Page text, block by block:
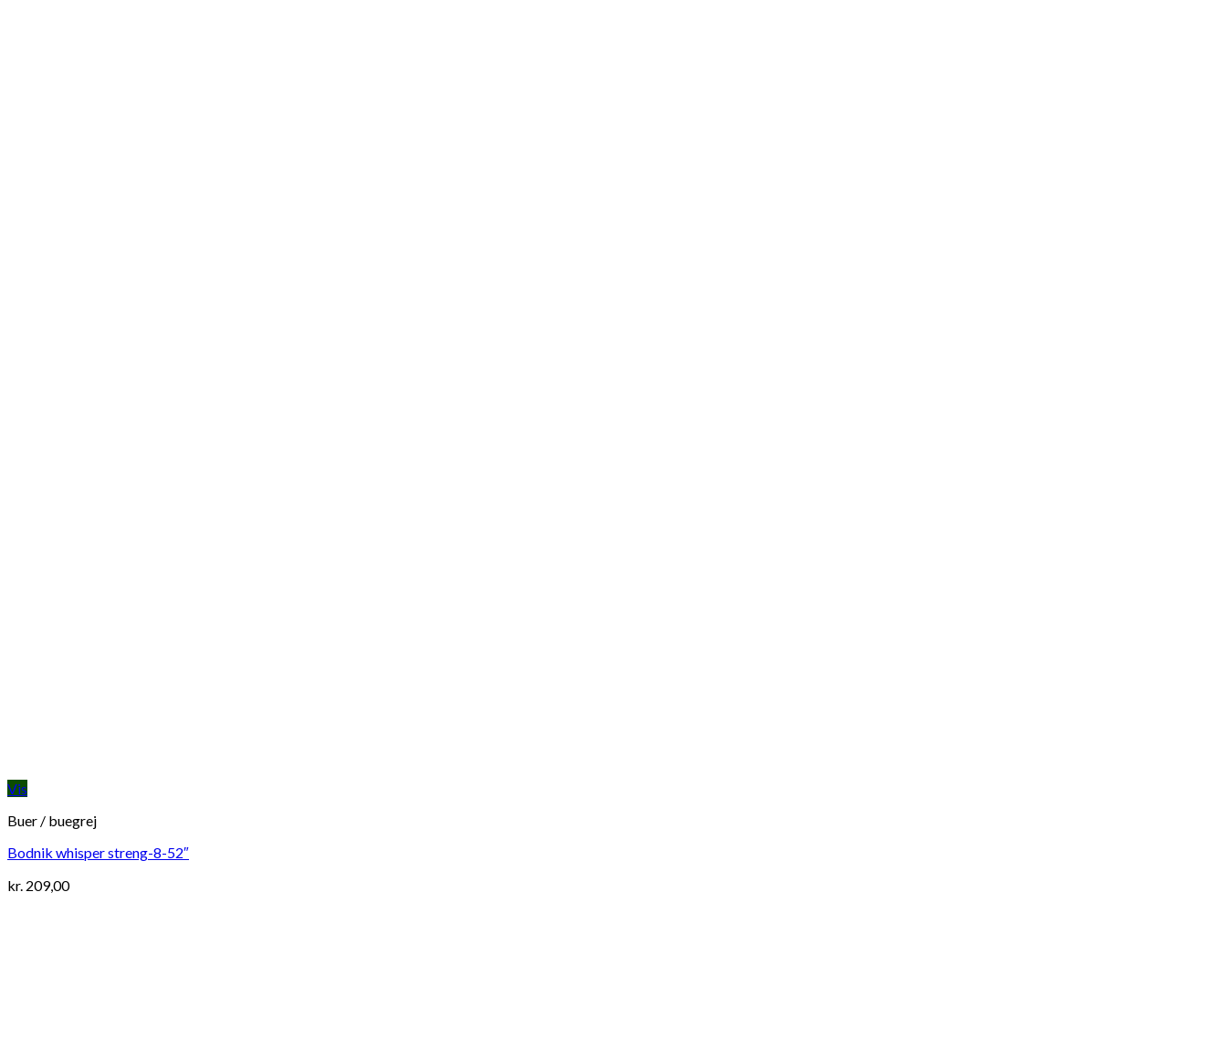
Vis
Buer / buegrej
Bodnik whisper streng-8-52″
kr. 209,00